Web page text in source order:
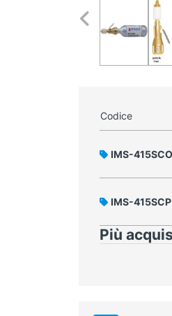
Codice
IMS-415SCO
IMS-415SCP
Più